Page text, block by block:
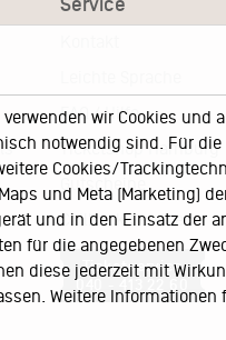
FAQ / Hilfe
Ticketshop Hamburg
Gutscheine
Callback-Service
Ticketservice
040 - 413 22 60
wir Cookies und
notwendig sind. Für
Cookies/
und Meta (Marketing)
und in den Einsatz der
für die angegebenen
diese jederzeit mit
Weitere